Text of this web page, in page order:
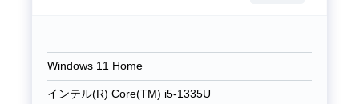
Windows 11 Home
インテル(R) Core(TM) i5-1335U